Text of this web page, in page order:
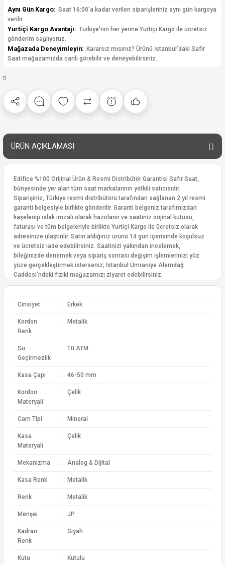
Aynı Gün Kargo: Saat 16:00'a kadar verilen siparişleriniz aynı gün kargoya
verilir.
Yurtiçi Kargo Avantajı: Türkiye'nin her yerine Yurtiçi Kargo ile ücretsiz
gönderim sağlıyoruz.
Mağazada Deneyimleyin: Kararsız mısınız? Ürünü İstanbul'daki Safir
Saat mağazamızda canlı görebilir ve deneyebilirsiniz.
ÜRÜN AÇIKLAMASI
Edifice %100 Orijinal Ürün & Resmi Distribütör Garantisi Safir Saat,
bünyesinde yer alan tüm saat markalarının yetkili satıcısıdır.
Siparişiniz, Türkiye resmi distribütörü tarafından sağlanan 2 yıl resmi
garanti belgesiyle birlikte gönderilir. Garanti belgeniz tarafımızdan
kaşelenip ıslak imzalı olarak hazırlanır ve saatiniz orijinal kutusu,
faturası ve tüm belgeleriyle birlikte Yurtiçi Kargo ile ücretsiz olarak
adresinize ulaştırılır. Satın aldığınız ürünü 14 gün içerisinde koşulsuz
ve ücretsiz iade edebilirsiniz. Saatinizi yakından incelemek,
bileğinizde denemek veya sipariş sonrası değişim işlemlerinizi yüz
yüze gerçekleştirmek isterseniz; İstanbul Ümraniye Alemdağ
Caddesi’ndeki fiziki mağazamızı ziyaret edebilirsiniz.
Cinsiyet : Erkek
Kordon
Renk
: Metalik
Su
Geçirmezlik
: 10 ATM
Kasa Çapı : 46-50 mm
Kordon
Materyali
: Çelik
Cam Tipi : Mineral
Kasa
Materyali
: Çelik
Mekanizma : Analog & Dijital
Kasa Renk : Metalik
Renk : Metalik
Menşei : JP
Kadran
Renk
: Siyah
Kutu
: Kutulu